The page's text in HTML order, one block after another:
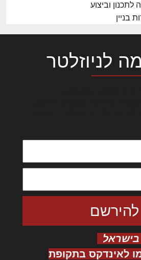
לתכנון וביצוע
בניין
לניוזלטר
לאינדקס בתקופת